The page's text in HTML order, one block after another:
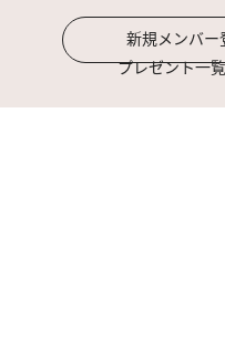
新規メンバー
プレゼント一覧